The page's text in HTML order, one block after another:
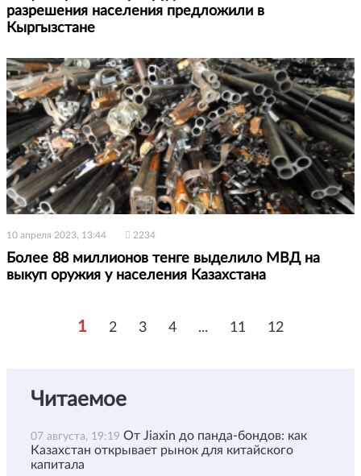
разрешения населения предложили в
Кыргызстане
10 апреля 2023, 13:44 2234
Более 88 миллионов тенге выделило МВД на
выкуп оружия у населения Казахстана
1 2 3 4 ... 11 12
Читаемое
07 августа, 19:19 От Jiaxin до панда-бондов: как
Казахстан открывает рынок для китайского
капитала